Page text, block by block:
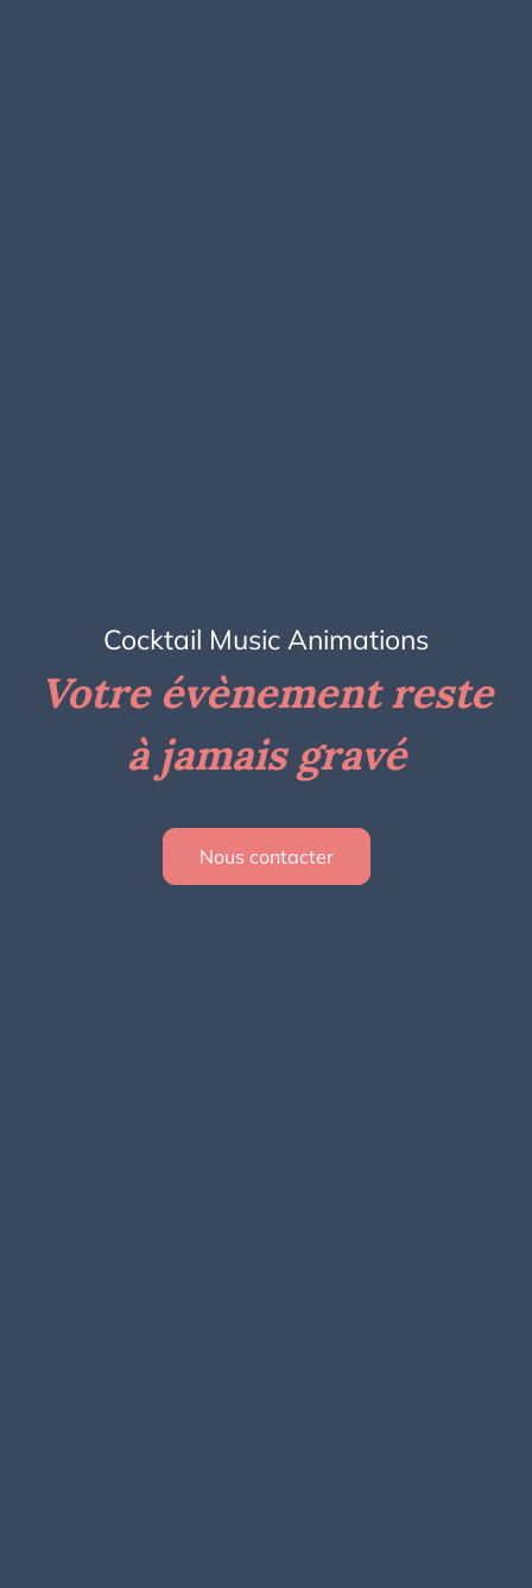
Cocktail Music Animations
Votre évènement reste
à jamais gravé
Nous contacter